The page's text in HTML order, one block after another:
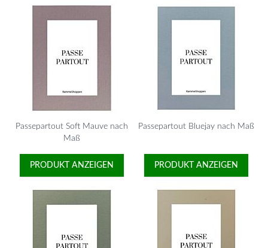
Passepartout Soft Mauve nach
Maß
PRODUKT ANZEIGEN
Passepartout Bluejay nach Maß
PRODUKT ANZEIGEN